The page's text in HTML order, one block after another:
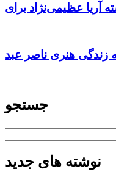
جستجو
نوشته های جدید